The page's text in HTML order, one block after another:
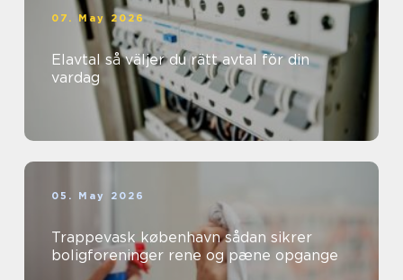
07. May 2026
Elavtal så väljer du rätt avtal för din
vardag
05. May 2026
Trappevask københavn sådan sikrer
boligforeninger rene og pæne opgange